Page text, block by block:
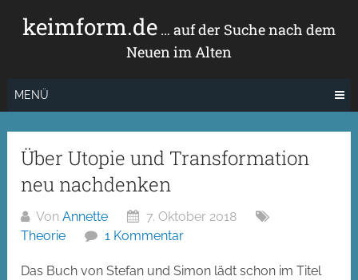
Inhaltkeimform.de… auf der Suche nach dem
Neuen im Alten
MENÜ
Über Utopie und Transformation
neu nachdenken
VonAnnette
7. Oktober 2018
Theorie
1 Kommentar
Das Buch von Stefan und Simon lädt schon im Titel